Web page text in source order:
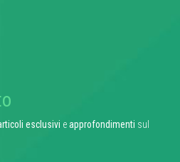
esclusivi eapprofondimenti sul